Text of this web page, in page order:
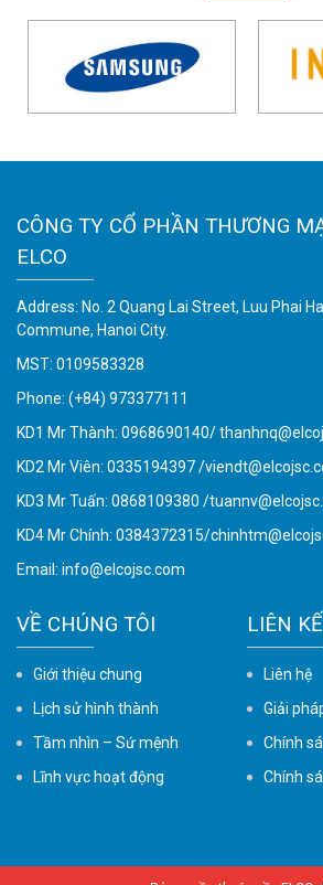
CÔNG TY CỔ PHẦN THƯƠNG
ELCO
Address: No. 2 Quang Lai Street, Luu Phai
Commune, Hanoi City.
MST: 0109583328
Phone: (+84) 973377111
KD1 Mr Thành: 0968690140/
KD2 Mr Viên: 0335194397 /
KD3 Mr Tuấn: 0868109380 /
KD4 Mr Chính: 0384372315/
Email: info@elcojsc.com
VỀ CHÚNG TÔI
Giới thiệu chung
Lịch sử hình thành
Tầm nhìn – Sứ mệnh
Lĩnh vực hoạt động
LIÊN
Liên hệ
Giải
Chính
Chính